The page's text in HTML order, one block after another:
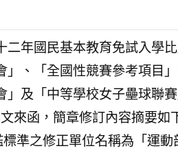
二年國民基本教育免試入學
」、「全國性競賽參考項目
」及「中等學校女子壘球聯
來函，簡章修訂內容摘要如
準之修正單位名稱為「運動